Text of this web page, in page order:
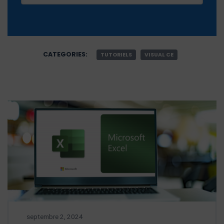
CATEGORIES: TUTORIELS VISUAL CE
septembre 2, 2024